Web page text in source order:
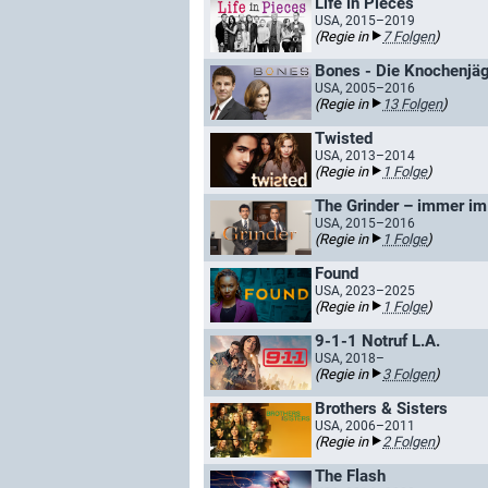
USA, 2015–2019
(Regie in 7 Folgen)
Bones - Die
USA, 2005–2016
(Regie in 13 Folgen)
Twisted
USA, 2013–2014
(Regie in 1 Folge)
The Grinder – immer
USA, 2015–2016
(Regie in 1 Folge)
Found
USA, 2023–2025
(Regie in 1 Folge)
9-1-1 Notruf L.A.
USA, 2018–
(Regie in 3 Folgen)
Brothers & Sisters
USA, 2006–2011
(Regie in 2 Folgen)
The Flash